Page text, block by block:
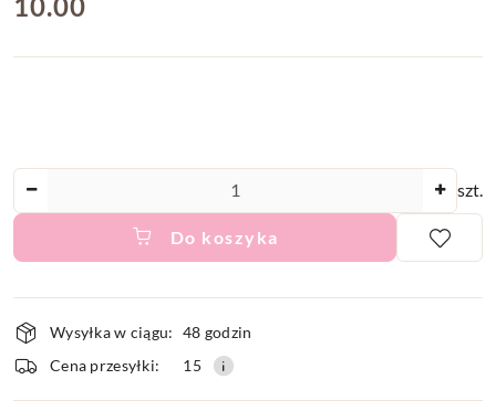
szt.
Do koszyka
i
dostawa
Wysyłka w ciągu: 48 godzin
Cena przesyłki:
15